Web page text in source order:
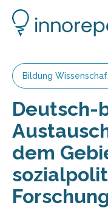
Bildung
Deutsch-
dem